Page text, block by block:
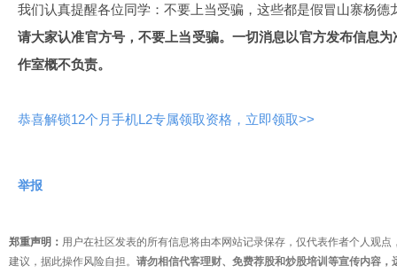
我们认真提醒各位同学：不要上当受骗，这些都是假冒山寨杨德
请大家认准官方号，不要上当受骗。一切消息以官方发布信息
作室概不负责。
恭喜解锁12个月手机L2专属领取资格，立即领取>>
举报
郑重声明： 用户在社区发表的所有信息将由本网站记录保存，仅代表作者个人观
建议，据此操作风险自担。 请勿相信代客理财、免费荐股和炒股培训等宣传内容